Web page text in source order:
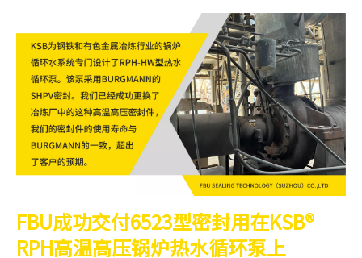
FBU成功交付6523型密封用在KSB®
RPH高温高压锅炉热水循环泵上